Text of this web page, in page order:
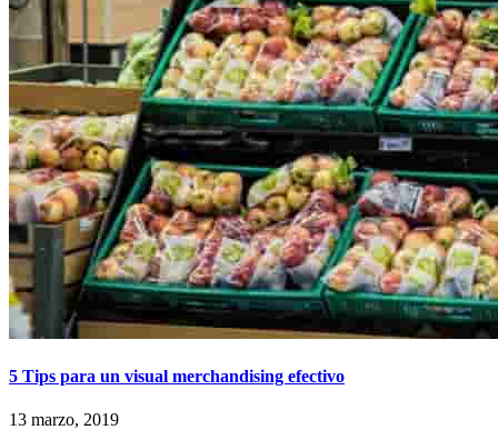
5 Tips para un visual merchandising efectivo
13 marzo, 2019